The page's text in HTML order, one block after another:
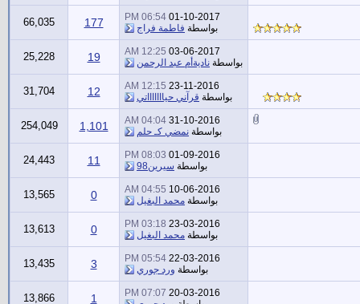
01-10-2017
06:54 PM
بواسطة فاطمة فراج 177
66,035
03-06-2017
12:25 AM
بواسطة ناديةأم عبد الرحمن 19
25,228
23-11-2016
12:15 AM
بواسطة قرآني حياااااااتي 12
31,704
31-10-2016
04:04 AM
بواسطة نمضي كـ حلم 1,101
254,049
01-09-2016
08:03 PM
بواسطة سيرين98 11
24,443
10-06-2016
04:55 AM
بواسطة محمد البغيل 0
13,565
23-03-2016
03:18 PM
بواسطة محمد البغيل 0
13,613
22-03-2016
05:54 PM
بواسطة ورد جوري 3
13,435
20-03-2016
07:07 PM
1
13,866